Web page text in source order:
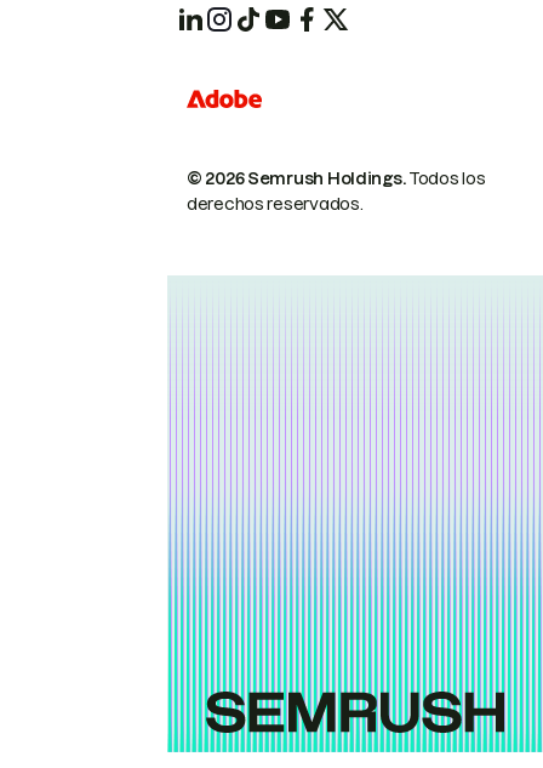
© 2026 Semrush Holdings.Todos los
derechos reservados.